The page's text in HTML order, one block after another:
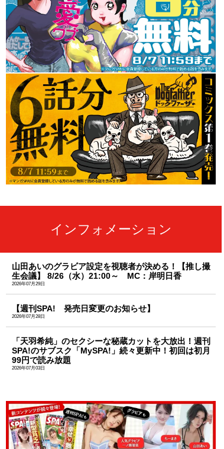
インフォメーション
山田あいのグラビア設定を視聴者が決める！【推し撮
生会議】 8/26（水）21:00～ MC：岸明日香
2026年07月29日
【週刊SPA! 発売日変更のお知らせ】
2026年07月28日
「天羽希純」のセクシーな秘蔵カットを大放出！週刊
SPA!のサブスク「MySPA!」続々更新中！初回は初月
99円で読み放題
2026年07月03日